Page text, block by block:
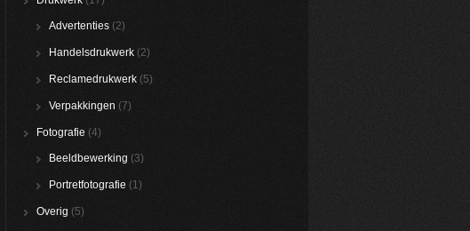
Advertenties (2)
Handelsdrukwerk (2)
Reclamedrukwerk (5)
Verpakkingen (7)
Fotografie (4)
Beeldbewerking (3)
Portretfotografie (1)
Overig (5)